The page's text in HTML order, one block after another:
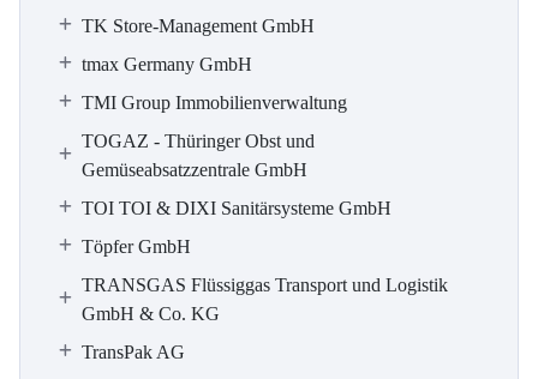
TK Store-Management GmbH
tmax Germany GmbH
TMI Group Immobilienverwaltung
TOGAZ - Thüringer Obst und
Gemüseabsatzzentrale GmbH
TOI TOI & DIXI Sanitärsysteme GmbH
Töpfer GmbH
TRANSGAS Flüssiggas Transport und Logistik
GmbH & Co. KG
TransPak AG